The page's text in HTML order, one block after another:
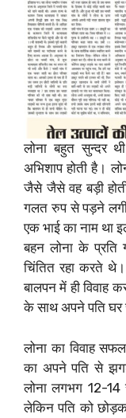
लोना बहुत सुन्दर
अभिशाप होती है।
जैसे जैसे वह बड़ी
गलत रुप से पड़ने लगी
एक भाई का नाम था
बहन लोना के प्रति
चिंतित रहा करते
बालपन में ही विवाह
के साथ अपने पति घर
लोना का विवाह
का अपने पति से
लोना लगभग 12-14
लेकिन पति को